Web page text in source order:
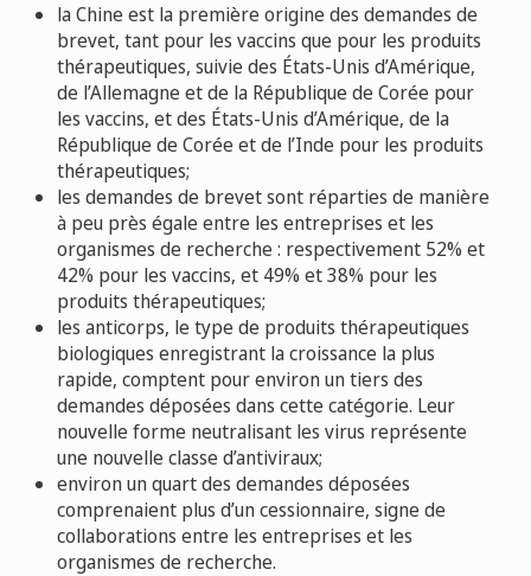
la Chine est la première origine des demandes de
brevet, tant pour les vaccins que pour les produits
thérapeutiques, suivie des États-Unis d’Amérique,
de l’Allemagne et de la République de Corée pour
les vaccins, et des États-Unis d’Amérique, de la
République de Corée et de l’Inde pour les produits
thérapeutiques;
les demandes de brevet sont réparties de manière
à peu près égale entre les entreprises et les
organismes de recherche : respectivement 52% et
42% pour les vaccins, et 49% et 38% pour les
produits thérapeutiques;
les anticorps, le type de produits thérapeutiques
biologiques enregistrant la croissance la plus
rapide, comptent pour environ un tiers des
demandes déposées dans cette catégorie. Leur
nouvelle forme neutralisant les virus représente
une nouvelle classe d’antiviraux;
environ un quart des demandes déposées
comprenaient plus d’un cessionnaire, signe de
collaborations entre les entreprises et les
organismes de recherche.